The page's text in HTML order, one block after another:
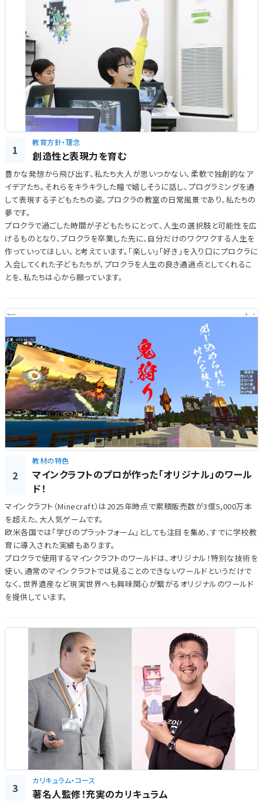
1
教育方針・理念
創造性と表現力を育む
豊かな発想から飛び出す、私たち大人が思いつかない、柔軟で独創的なア
イデアたち。それらをキラキラした瞳で嬉しそうに話し、プログラミングを通
して表現する子どもたちの姿。プロクラの教室の日常風景であり、私たちの
夢です。
プロクラで過ごした時間が子どもたちにとって、人生の選択肢と可能性を広
げるものとなり、プロクラを卒業した先に、自分だけのワクワクする人生を
作っていってほしい、と考えています。「楽しい」「好き」を入り口にプロクラに
入会してくれた子どもたちが、プロクラを人生の良き通過点としてくれるこ
とを、私たちは心から願っています。
2
教材の特色
マインクラフトのプロが作った「オリジナル」のワール
ド！
マインクラフト（Minecraft）は2025年時点で累積販売数が3億5,000万本
を超えた、大人気ゲームです。
欧米各国では「学びのプラットフォーム」としても注目を集め、すでに学校教
育に導入された実績もあります。
プロクラで使用するマインクラフトのワールドは、オリジナル！特別な技術を
使い、通常のマインクラフトでは見ることのできないワールドというだけで
なく、世界遺産など現実世界へも興味関心が繋がるオリジナルのワールド
を提供しています。
3
カリキュラム・コース
著名人監修！充実のカリキュラム